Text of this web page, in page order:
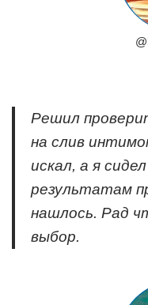
Решил
на слив
искал, а я
результатам
нашлось. Рад
выбор.